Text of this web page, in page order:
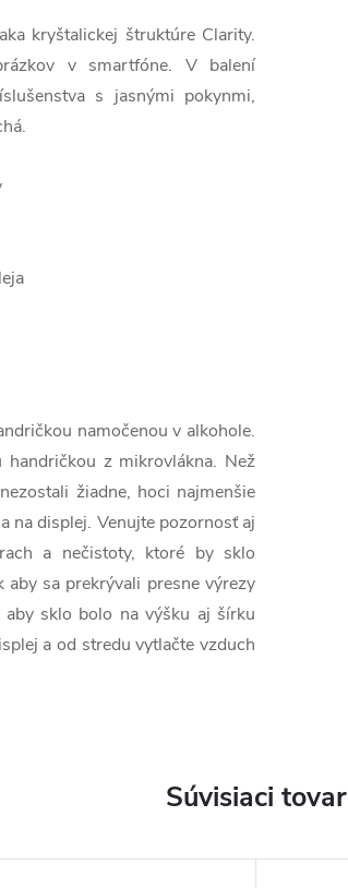
kryštalickej štruktúre Clarity.
v smartfóne. V balení
s jasnými pokynmi,
namočenou v alkohole.
z mikrovlákna. Než
žiadne, hoci najmenšie
na displej. Venujte pozornosť aj
a nečistoty, ktoré by sklo
sa prekrývali presne výrezy
sklo bolo na výšku aj šírku
a od stredu vytlačte vzduch
Súvisiaci tovar